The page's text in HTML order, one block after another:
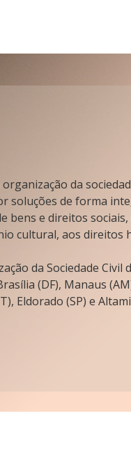
da
soluções de forma
bens e direitos
cultural, aos direitos
da Sociedade
(DF), Manaus
Eldorado (SP) e